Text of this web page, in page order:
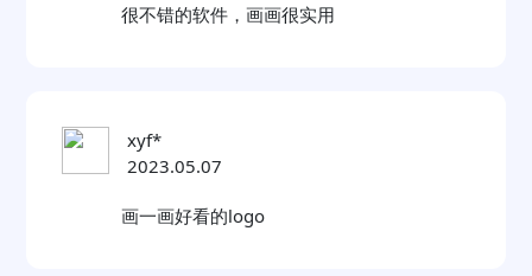
很不错的软件，画画很实用
xyf*
2023.05.07
画一画好看的logo